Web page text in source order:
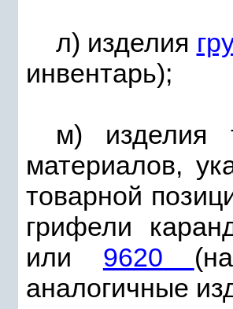
л) изделия
инвентарь);
м) изделия
материалов,
товарной
грифели
или 9620
аналогичные